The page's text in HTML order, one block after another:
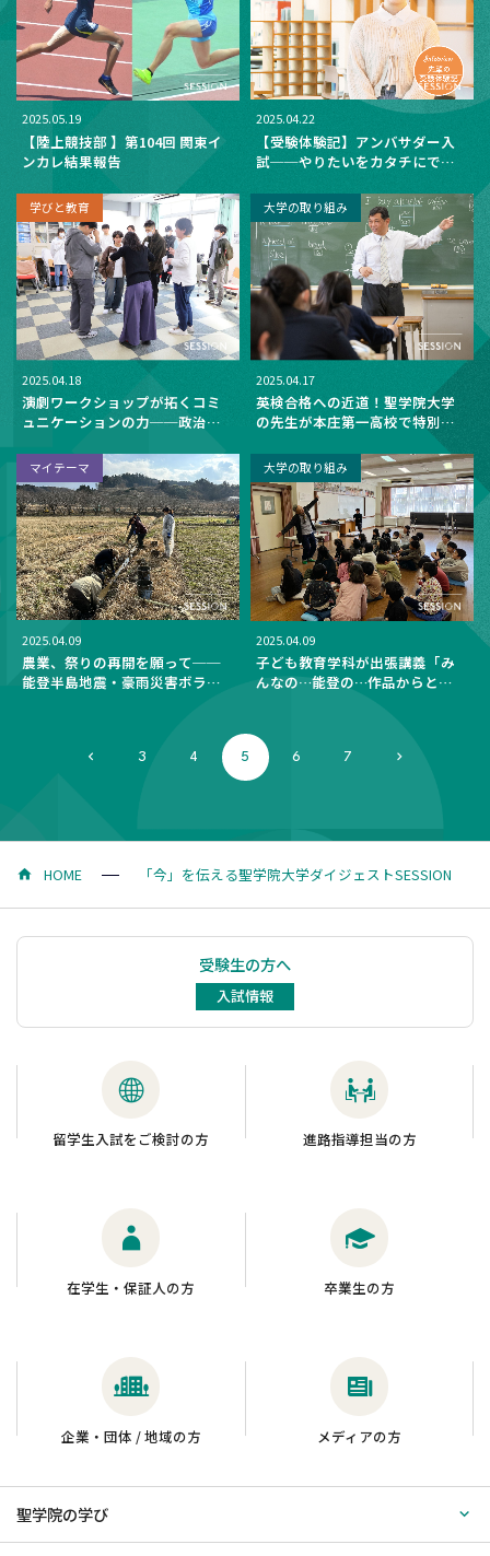
2025.05.19
【陸上競技部 】第104回 関東イ
ンカレ結果報告
2025.04.22
【受験体験記】アンバサダー入
試──やりたいをカタチにでき
学びと教育
2025.04.18
演劇ワークショップが拓くコミ
ュニケーションの力──政治経
ゼミ】
大学の取り組み
2025.04.17
英検合格への近道！聖学院大学
の先生が本庄第一高校で特別講
座を開催──効率的＆楽しく学
べる聖学院の英語教育
マイテーマ
2025.04.09
農業、祭りの再開を願って──
能登半島地震・豪雨災害ボラン
大学の取り組み
2025.04.09
子ども教育学科が出張講義「み
んなの…能登の…作品からとど
くもの」を実施──荒川区立尾
久西小学校で図画工作・鑑賞の
授業を行いました。
3 4 5 6 7
HOME 「今」を伝える聖学院大学ダイジェストSESSION
受験生の方へ
入試情報
留学生入試をご検討の方 進路指導担当の方
在学生・保証人の方 卒業生の方
企業・団体 / 地域の方 メディアの方
聖学院の学び